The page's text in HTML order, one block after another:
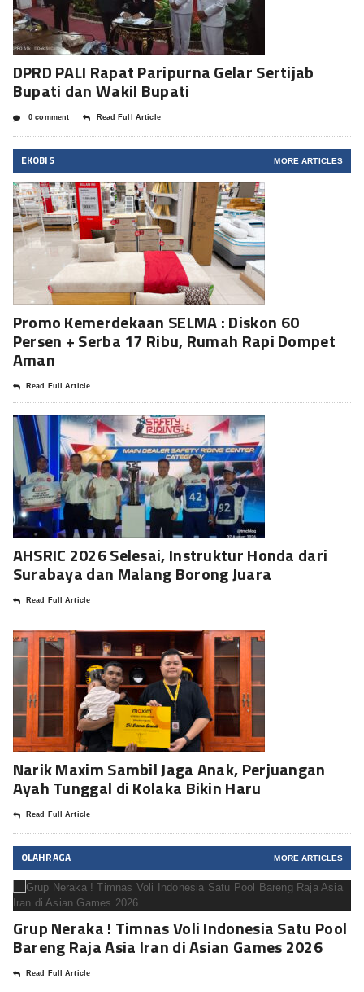
DPRD PALI Rapat Paripurna Gelar Sertijab
Bupati dan Wakil Bupati
0 comment Read Full Article
EKOBIS MORE ARTICLES
Promo Kemerdekaan SELMA : Diskon 60
Persen + Serba 17 Ribu, Rumah Rapi Dompet
Aman
Read Full Article
AHSRIC 2026 Selesai, Instruktur Honda dari
Surabaya dan Malang Borong Juara
Read Full Article
Narik Maxim Sambil Jaga Anak, Perjuangan
Ayah Tunggal di Kolaka Bikin Haru
Read Full Article
OLAHRAGA MORE ARTICLES
Grup Neraka ! Timnas Voli Indonesia Satu Pool
Bareng Raja Asia Iran di Asian Games 2026
Read Full Article